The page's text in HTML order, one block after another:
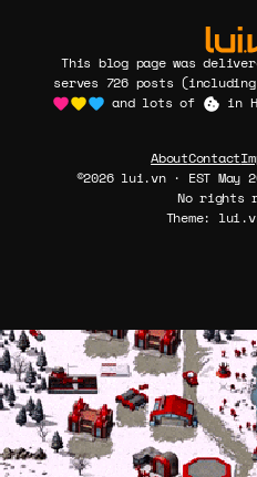
This blog page was
serves 726 posts
and lots of
in
AboutContact
©2026 lui.vn · EST May
No rights
Theme: